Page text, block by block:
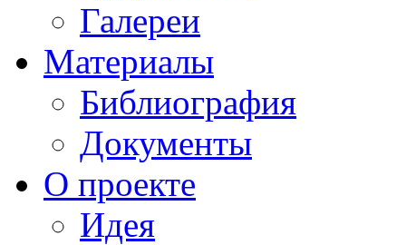
Галереи
Материалы
Библиография
Документы
О проекте
Идея